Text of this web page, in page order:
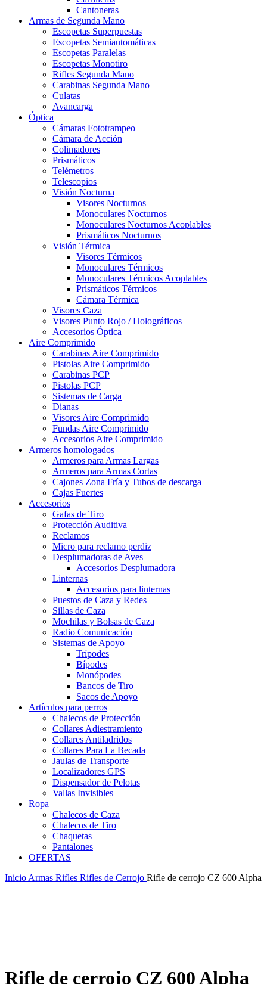
Cantoneras
Armas de Segunda Mano
Escopetas Superpuestas
Escopetas Semiautomáticas
Escopetas Paralelas
Escopetas Monotiro
Rifles Segunda Mano
Carabinas Segunda Mano
Culatas
Avancarga
Óptica
Cámaras Fototrampeo
Cámara de Acción
Colimadores
Prismáticos
Telémetros
Telescopios
Visión Nocturna
Visores Nocturnos
Monoculares Nocturnos
Monoculares Nocturnos Acoplables
Prismáticos Nocturnos
Visión Térmica
Visores Térmicos
Monoculares Térmicos
Monoculares Térmicos Acoplables
Prismáticos Térmicos
Cámara Térmica
Visores Caza
Visores Punto Rojo / Holográficos
Accesorios Óptica
Aire Comprimido
Carabinas Aire Comprimido
Pistolas Aire Comprimido
Carabinas PCP
Pistolas PCP
Sistemas de Carga
Dianas
Visores Aire Comprimido
Fundas Aire Comprimido
Accesorios Aire Comprimido
Armeros homologados
Armeros para Armas Largas
Armeros para Armas Cortas
Cajones Zona Fría y Tubos de descarga
Cajas Fuertes
Accesorios
Gafas de Tiro
Protección Auditiva
Reclamos
Micro para reclamo perdiz
Desplumadoras de Aves
Accesorios Desplumadora
Linternas
Accesorios para linternas
Puestos de Caza y Redes
Sillas de Caza
Mochilas y Bolsas de Caza
Radio Comunicación
Sistemas de Apoyo
Trípodes
Bípodes
Monópodes
Bancos de Tiro
Sacos de Apoyo
Artículos para perros
Chalecos de Protección
Collares Adiestramiento
Collares Antiladridos
Collares Para La Becada
Jaulas de Transporte
Localizadores GPS
Dispensador de Pelotas
Vallas Invisibles
Ropa
Chalecos de Caza
Chalecos de Tiro
Chaquetas
Pantalones
OFERTAS
Inicio Armas Rifles Rifles de Cerrojo Rifle de cerrojo CZ 600 Alpha
Rifle de cerrojo CZ 600 Alpha